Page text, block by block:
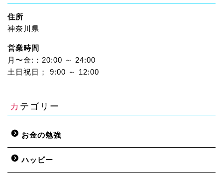
住所
神奈川県
営業時間
月〜金:：20:00 ～ 24:00
土日祝日； 9:00 ～ 12:00
カテゴリー
お金の勉強
ハッピー